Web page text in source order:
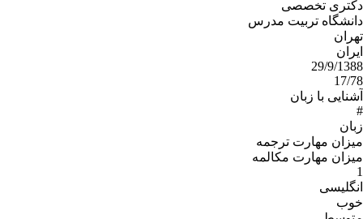
دکتری تخصصی
دانشگاه تربیت مدرس
تهران
ایران
29/9/1388
17/78
آشنایی با زبان
#
زبان
میزان مهارت ترجمه
میزان مهارت مکالمه
1
انگلیسی
خوب